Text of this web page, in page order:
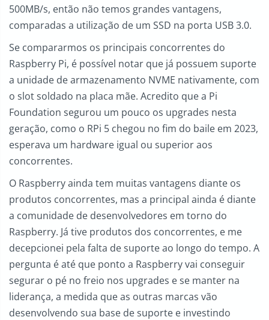
500MB/s, então não temos grandes vantagens,
comparadas a utilização de um SSD na porta USB 3.0.
Se compararmos os principais concorrentes do
Raspberry Pi, é possível notar que já possuem suporte
a unidade de armazenamento NVME nativamente, com
o slot soldado na placa mãe. Acredito que a Pi
Foundation segurou um pouco os upgrades nesta
geração, como o RPi 5 chegou no fim do baile em 2023,
esperava um hardware igual ou superior aos
concorrentes.
O Raspberry ainda tem muitas vantagens diante os
produtos concorrentes, mas a principal ainda é diante
a comunidade de desenvolvedores em torno do
Raspberry. Já tive produtos dos concorrentes, e me
decepcionei pela falta de suporte ao longo do tempo. A
pergunta é até que ponto a Raspberry vai conseguir
segurar o pé no freio nos upgrades e se manter na
liderança, a medida que as outras marcas vão
desenvolvendo sua base de suporte e investindo